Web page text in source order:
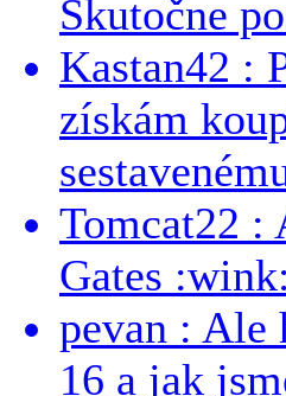
Skutočne
Kastan42 :
získám
Tomcat22
Gates
pevan :
16 a jak